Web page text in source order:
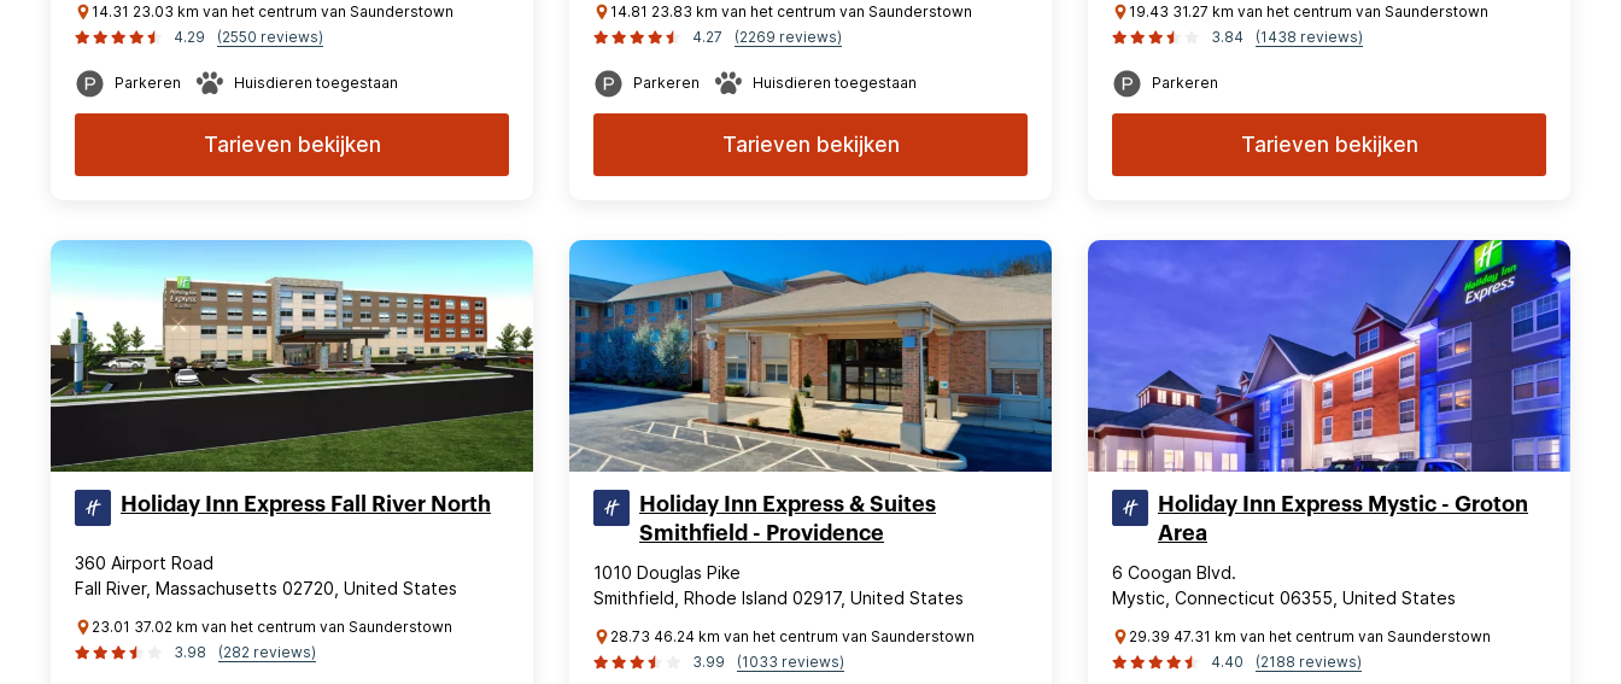
14.31 23.03 km van het centrum van Saunderstown
4.29
(2550 reviews)
Parkeren Huisdieren toegestaan
Tarieven bekijken
14.81 23.83 km van het centrum van Saunderstown
4.27
(2269 reviews)
Parkeren Huisdieren toegestaan
Tarieven bekijken
19.43 31.27 km van het centrum van Saunderstown
3.84
(1438 reviews)
Parkeren
Tarieven bekijken
Holiday Inn Express Fall River North
360 Airport Road
Fall River, Massachusetts 02720, United States
23.01 37.02 km van het centrum van Saunderstown
3.98
(282 reviews)
Holiday Inn Express & Suites
Smithfield - Providence
1010 Douglas Pike
Smithfield, Rhode Island 02917, United States
28.73 46.24 km van het centrum van Saunderstown
3.99
(1033 reviews)
Holiday Inn Express Mystic - Groton
Area
6 Coogan Blvd.
Mystic, Connecticut 06355, United States
29.39 47.31 km van het centrum van Saunderstown
4.40
(2188 reviews)